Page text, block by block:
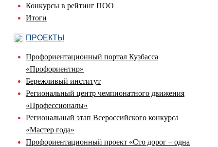
Конкурсы в рейтинг ПОО
Итоги
ПРОЕКТЫ
Профориентационный портал Кузбасса
«Профориентир»
Бережливый институт
Региональный центр чемпионатного движения
«Профессионалы»
Региональный этап Всероссийского конкурса
«Мастер года»
Профориентационный проект «Сто дорог – одна